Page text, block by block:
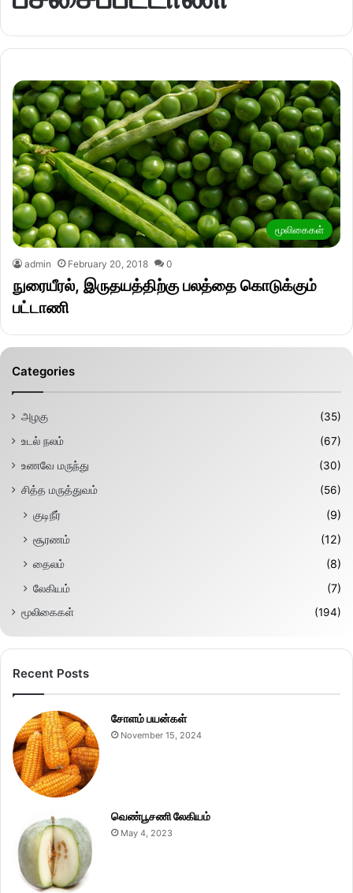
மூலிகைகள்
admin February 20, 2018 0
நுரையீரல், இருதயத்திற்கு பலத்தை கொடுக்கும்
பட்டாணி
Categories
அழகு
(35)
உடல் நலம்
(67)
உணவே மருந்து
(30)
சித்த மருத்துவம்
(56)
குடிநீர்
(9)
சூரணம்
(12)
தைலம்
(8)
லேகியம்
(7)
மூலிகைகள் (194)
Recent Posts
சோளம் பயன்கள்
November 15, 2024
வெண்பூசணி லேகியம்
May 4, 2023